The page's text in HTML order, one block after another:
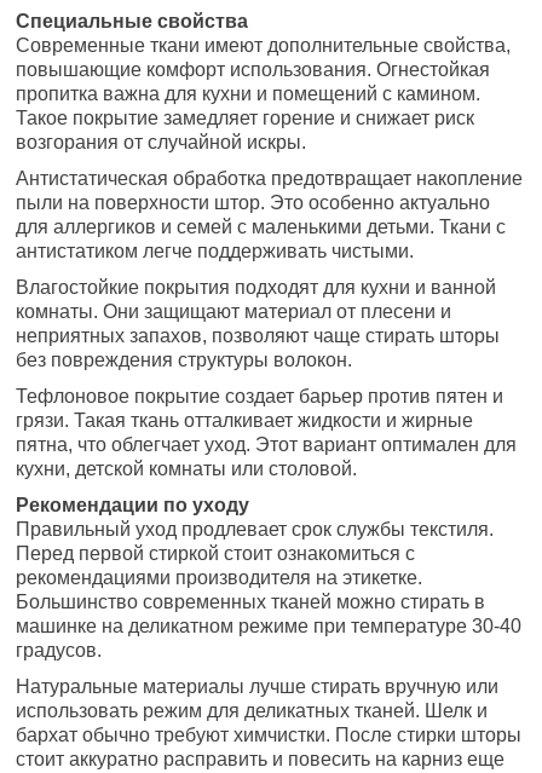
Специальные свойства
Современные ткани имеют дополнительные свойства,
повышающие комфорт использования. Огнестойкая
пропитка важна для кухни и помещений с камином.
Такое покрытие замедляет горение и снижает риск
возгорания от случайной искры.
Антистатическая обработка предотвращает накопление
пыли на поверхности штор. Это особенно актуально
для аллергиков и семей с маленькими детьми. Ткани с
антистатиком легче поддерживать чистыми.
Влагостойкие покрытия подходят для кухни и ванной
комнаты. Они защищают материал от плесени и
неприятных запахов, позволяют чаще стирать шторы
без повреждения структуры волокон.
Тефлоновое покрытие создает барьер против пятен и
грязи. Такая ткань отталкивает жидкости и жирные
пятна, что облегчает уход. Этот вариант оптимален для
кухни, детской комнаты или столовой.
Рекомендации по уходу
Правильный уход продлевает срок службы текстиля.
Перед первой стиркой стоит ознакомиться с
рекомендациями производителя на этикетке.
Большинство современных тканей можно стирать в
машинке на деликатном режиме при температуре 30-40
градусов.
Натуральные материалы лучше стирать вручную или
использовать режим для деликатных тканей. Шелк и
бархат обычно требуют химчистки. После стирки шторы
стоит аккуратно расправить и повесить на карниз еще